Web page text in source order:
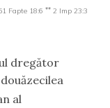
Fapte 18:6 ** 2 Imp 23:3
dregător
al